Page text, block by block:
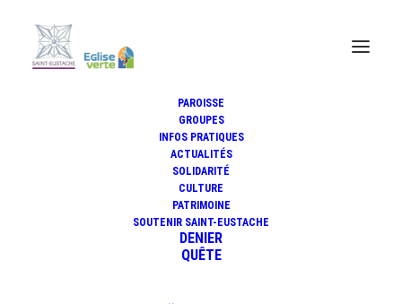
PAROISSE
GROUPES
INFOS PRATIQUES
ACTUALITÉS
SOLIDARITÉ
CULTURE
PATRIMOINE
SOUTENIR SAINT-EUSTACHE
DENIER
QUÊTE
Méditation du 12 novembre
2020 du frère Gilles-Hervé
Masson o.p